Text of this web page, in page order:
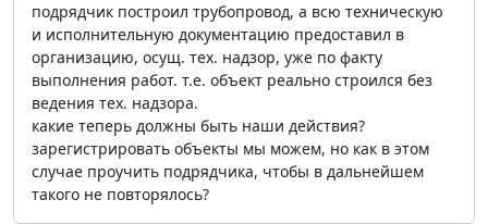
подрядчик построил трубопровод, а всю техническую
и исполнительную документацию предоставил в
организацию, осущ. тех. надзор, уже по факту
выполнения работ. т.е. объект реально строился без
ведения тех. надзора.
какие теперь должны быть наши действия?
зарегистрировать объекты мы можем, но как в этом
случае проучить подрядчика, чтобы в дальнейшем
такого не повторялось?